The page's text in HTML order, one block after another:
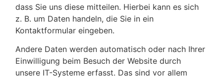
dass Sie uns diese mitteilen. Hierbei kann es sich
z. B. um Daten handeln, die Sie in ein
Kontaktformular eingeben.
Andere Daten werden automatisch oder nach Ihrer
Einwilligung beim Besuch der Website durch
unsere IT-Systeme erfasst. Das sind vor allem